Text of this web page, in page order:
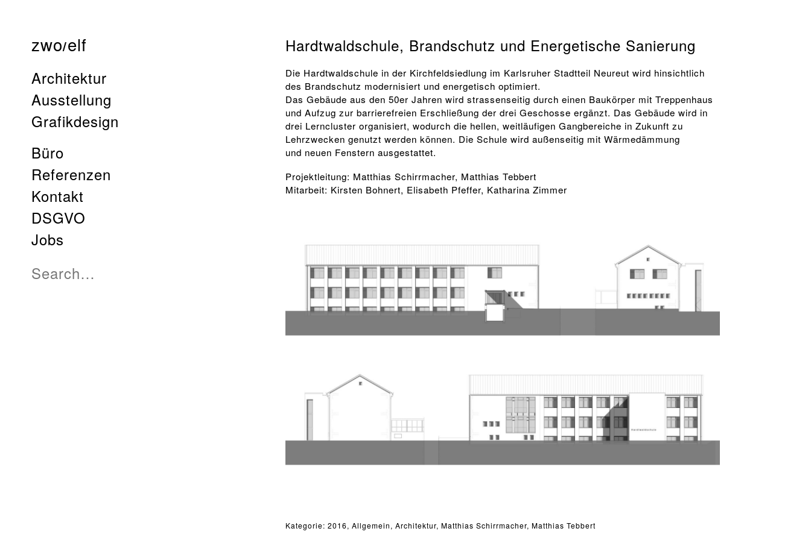
Hardtwaldschule, Brandschutz und Energetische Sanierung
Die Hardtwaldschule in der Kirchfeldsiedlung im Karlsruher Stadtteil Neureut wird hinsichtlich
des Brandschutz modernisiert und energetisch optimiert.
Das Gebäude aus den 50er Jahren wird strassenseitig durch einen Baukörper mit Treppenhaus
und Aufzug zur barrierefreien Erschließung der drei Geschosse ergänzt. Das Gebäude wird in
drei Lerncluster organisiert, wodurch die hellen, weitläufigen Gangbereiche in Zukunft zu
Lehrzwecken genutzt werden können. Die Schule wird außenseitig mit Wärmedämmung
und neuen Fenstern ausgestattet.
Projektleitung: Matthias Schirrmacher, Matthias Tebbert
Mitarbeit: Kirsten Bohnert, Elisabeth Pfeffer, Katharina Zimmer
Kategorie:2016,Allgemein,Architektur,Matthias Schirrmacher,Matthias Tebbert
zwo/elf
Architektur
Ausstellung
Grafikdesign
Büro
Referenzen
Kontakt
DSGVO
Jobs
Search